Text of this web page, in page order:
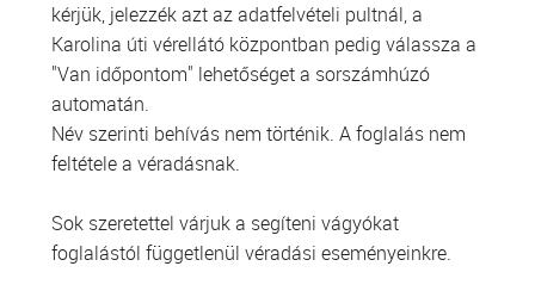
kérjük, jelezzék azt az adatfelvételi pultnál, a
Karolina úti vérellátó központban pedig válassza a
"Van időpontom" lehetőséget a sorszámhúzó
automatán.
Név szerinti behívás nem történik. A foglalás nem
feltétele a véradásnak.
Sok szeretettel várjuk a segíteni vágyókat
foglalástól függetlenül véradási eseményeinkre.